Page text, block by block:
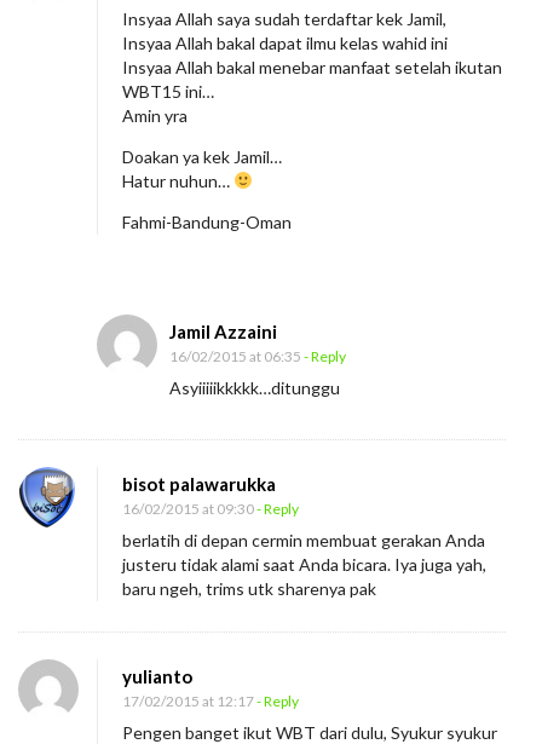
Insyaa Allah saya sudah terdaftar kek Jamil,
Insyaa Allah bakal dapat ilmu kelas wahid ini
Insyaa Allah bakal menebar manfaat setelah ikutan
WBT15 ini…
Amin yra
Doakan ya kek Jamil…
Hatur nuhun…
Fahmi-Bandung-Oman
Jamil Azzaini
16/02/2015 at 06:35 - Reply
Asyiiiiikkkkk…ditunggu
bisot palawarukka
16/02/2015 at 09:30- Reply
berlatih di depan cermin membuat gerakan Anda
justeru tidak alami saat Anda bicara. Iya juga yah,
baru ngeh, trims utk sharenya pak
yulianto
17/02/2015 at 12:17- Reply
Pengen banget ikut WBT dari dulu, Syukur syukur